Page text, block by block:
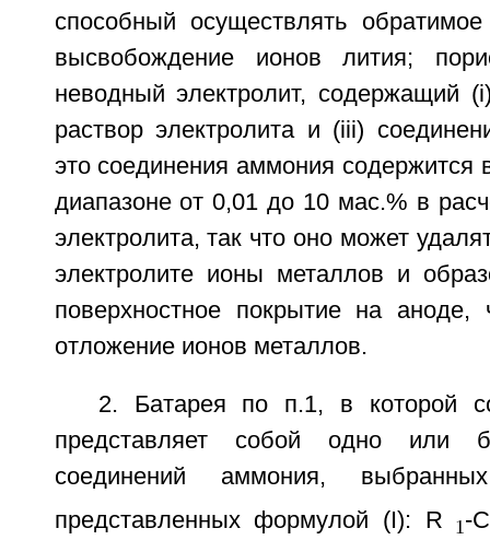
способный осуществлять
высвобождение ионов лития;
неводный электролит, содержащий
раствор электролита и (iii)
это соединения аммония содержится
диапазоне от 0,01 до 10 мас.% в
электролита, так что оно может
электролите ионы металлов и
поверхностное покрытие на аноде,
отложение ионов металлов.
2. Батарея по п.1, в которой
представляет собой одно или
соединений аммония,
представленных формулой (I): R 1-